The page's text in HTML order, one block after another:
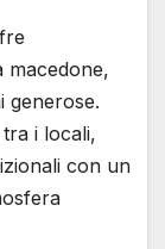
macedone,
generose.
i locali,
con un